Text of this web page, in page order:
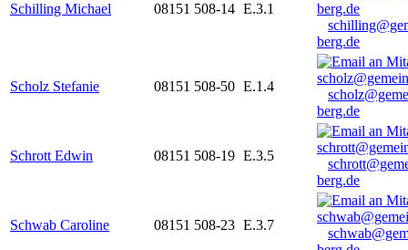
Schilling Michael 08151 508-14 E.3.1
berg.de
Scholz Stefanie 08151 508-50 E.1.4
berg.de
Schrott Edwin 08151 508-19 E.3.5
berg.de
Schwab Caroline 08151 508-23 E.3.7